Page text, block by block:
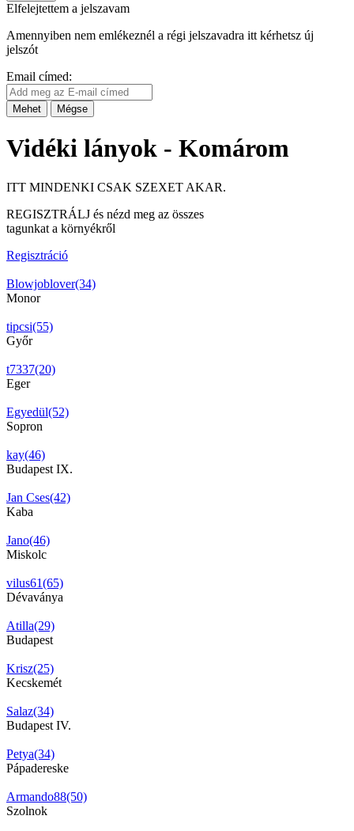
Elfelejtettem a jelszavam
Amennyiben nem emlékeznél a régi jelszavadra itt kérhetsz új
jelszót
Email címed:
Mehet Mégse
Vidéki lányok - Komárom
ITT MINDENKI CSAK SZEXET AKAR.
REGISZTRÁLJ és nézd meg az összes
tagunkat a környékről
Regisztráció
Blowjoblover(34)
Monor
tipcsi(55)
Győr
t7337(20)
Eger
Egyedül(52)
Sopron
kay(46)
Budapest IX.
Jan Cses(42)
Kaba
Jano(46)
Miskolc
vilus61(65)
Dévaványa
Atilla(29)
Budapest
Krisz(25)
Kecskemét
Salaz(34)
Budapest IV.
Petya(34)
Pápadereske
Armando88(50)
Szolnok